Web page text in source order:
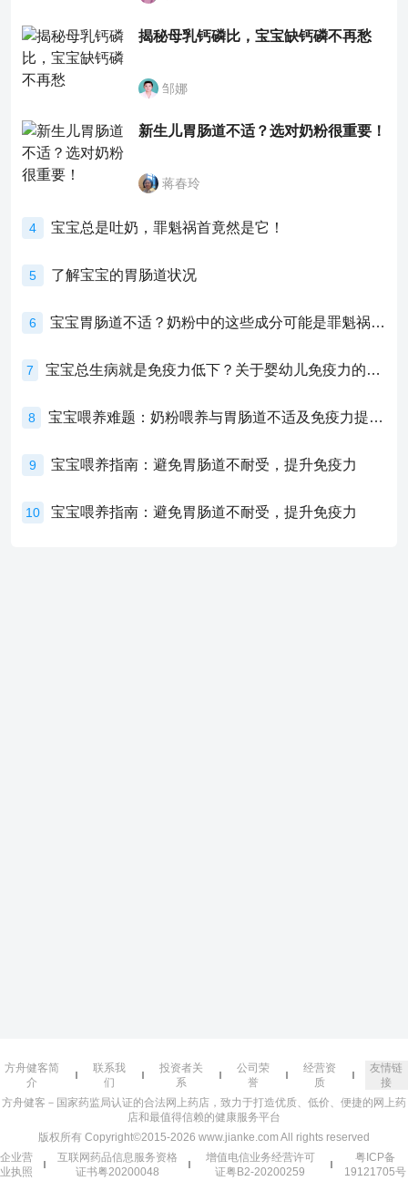
揭秘母乳钙磷比，宝宝缺钙磷不再愁
邹娜
新生儿胃肠道不适？选对奶粉很重要！
蒋春玲
4 宝宝总是吐奶，罪魁祸首竟然是它！
5 了解宝宝的胃肠道状况
6 宝宝胃肠道不适？奶粉中的这些成分可能是罪魁祸首！
7 宝宝总生病就是免疫力低下？关于婴幼儿免疫力的真相，家长必须了解！
8 宝宝喂养难题：奶粉喂养与胃肠道不适及免疫力提升的奥秘
9 宝宝喂养指南：避免胃肠道不耐受，提升免疫力
10 宝宝喂养指南：避免胃肠道不耐受，提升免疫力
方舟健客简
介
联系我
们
投资者关
系
公司荣
誉
经营资
质
友情链
接
方舟健客－国家药监局认证的合法网上药店，致力于打造优质、低价、便捷的网上药
店和最值得信赖的健康服务平台
版权所有 Copyright©2015-2026 www.jianke.com All rights reserved
企业营
业执照
互联网药品信息服务资格
证书粤20200048
增值电信业务经营许可
证粤B2-20200259
粤ICP备
19121705号